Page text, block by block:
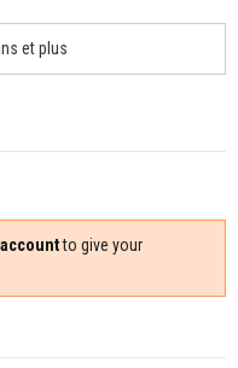
et plus
to give your